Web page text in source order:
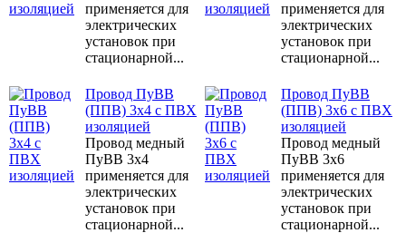
применяется для
электрических
установок при
стационарной...
применяется для
электрических
установок при
стационарной...
Провод ПуВВ
(ППВ) 3x4 с ПВХ
изоляцией
Провод медный
ПуВВ 3x4
применяется для
электрических
установок при
стационарной...
Провод ПуВВ
(ППВ) 3x6 с ПВХ
изоляцией
Провод медный
ПуВВ 3x6
применяется для
электрических
установок при
стационарной...